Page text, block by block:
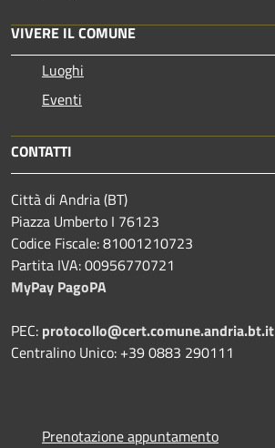
VIVERE IL COMUNE
Luoghi
Eventi
CONTATTI
Città di Andria (BT)
Piazza Umberto I 76123
Codice Fiscale: 81001210723
Partita IVA: 00956770721
MyPay PagoPA
PEC: protocollo@cert.comune.andria.bt.it
Centralino Unico: +39 0883 290111
Prenotazione appuntamento